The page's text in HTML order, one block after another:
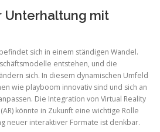
Unterhaltung mit
sich in einem ständigen Wandel.
entstehen, und die
sich. In diesem dynamischen Umfeld
wie playboom innovativ sind und sich an
Die Integration von Virtual Reality
könnte in Zukunft eine wichtige Rolle
neuer interaktiver Formate ist denkbar.